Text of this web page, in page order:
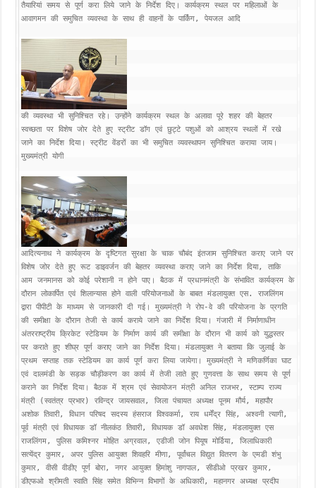
तैयारियां समय से पूर्ण करा लिये जाने के निर्देश दिए। कार्यक्रम स्थल पर महिलाओं के
आवागमन की समुचित व्यवस्था के साथ ही वाहनों के पार्किंग, पेयजल आदि
की व्यवस्था भी सुनिश्चित रहे। उन्होंने कार्यक्रम स्थल के अलावा पूरे शहर की बेहतर
स्वच्छता पर विशेष जोर देते हुए स्ट्रीट डॉग एवं छुट्टे पशुओं को आश्रय स्थलों में रखे
जाने का निर्देश दिया। स्ट्रीट वेंडरों का भी समुचित व्यवस्थापन सुनिश्चित कराया जाय।
मुख्यमंत्री योगी
आदित्यनाथ ने कार्यक्रम के दृष्टिगत सुरक्षा के चाक चौबंद इंतजाम सुनिश्चित कराए जाने पर
विशेष जोर देते हुए रूट डाइवर्जन की बेहतर व्यवस्था कराए जाने का निर्देश दिया, ताकि
आम जनमानस को कोई परेशानी न होने पाए। बैठक में प्रधानमंत्री के संभावित कार्यक्रम के
दौरान लोकार्पित एवं शिलान्यास होने वाली परियोजनाओं के बाबत मंडलायुक्त एस. राजलिंगम
द्वारा पीपीटी के माध्यम से जानकारी दी गई। मुख्यमंत्री ने रोप-वे की परियोजना के प्रगति
की समीक्षा के दौरान तेजी से कार्य कराये जाने का निर्देश दिया। गंजारी में निर्माणाधीन
अंतरराष्ट्रीय क्रिकेट स्टेडियम के निर्माण कार्य की समीक्षा के दौरान भी कार्य को युद्धस्तर
पर कराते हुए शीघ्र पूर्ण कराए जाने का निर्देश दिया। मंडलायुक्त ने बताया कि जुलाई के
प्रथम सप्ताह तक स्टेडियम का कार्य पूर्ण करा लिया जायेगा। मुख्यमंत्री ने मणिकर्णिका घाट
एवं दालमंडी के सड़क चौड़ीकरण का कार्य में तेजी लाते हुए गुणवत्ता के साथ समय से पूर्ण
कराने का निर्देश दिया। बैठक में श्रम एवं सेवायोजन मंत्री अनिल राजभर, स्टाम्प राज्य
मंत्री (स्वतंत्र प्रभार) रविन्द्र जायसवाल, जिला पंचायत अध्यक्ष पूनम मौर्य, महापौर
अशोक तिवारी, विधान परिषद सदस्य हंसराज विश्वकर्मा, राय धर्मेंद्र सिंह, अश्वनी त्यागी,
पूर्व मंत्री एवं विधायक डॉ नीलकंठ तिवारी, विधायक डॉ अवधेश सिंह, मंडलायुक्त एस
राजलिंगम, पुलिस कमिश्नर मोहित अग्रवाल, एडीजी जोन पियूष मोर्डिया, जिलाधिकारी
सत्येंद्र कुमार, अपर पुलिस आयुक्त शिवहरि मीणा, पूर्वांचल विद्युत वितरण के एमडी शंभु
कुमार, वीसी वीडीए पूर्ण बोरा, नगर आयुक्त हिमांशु नागपाल, सीडीओ प्रखर कुमार,
डीएफओ श्रीमती स्वाति सिंह समेत विभिन्न विभागों के अधिकारी, महानगर अध्यक्ष प्रदीप